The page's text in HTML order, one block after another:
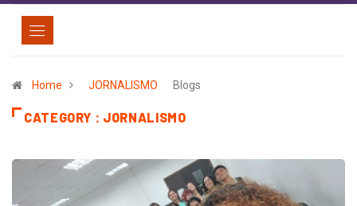
Home JORNALISMO Blogs
CATEGORY : JORNALISMO